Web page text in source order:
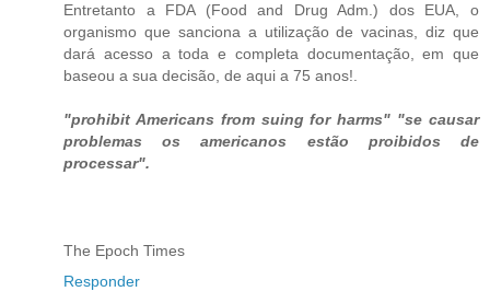
Entretanto a FDA (Food and Drug Adm.) dos EUA, o
organismo que sanciona a utilização de vacinas, diz que
dará acesso a toda e completa documentação, em que
baseou a sua decisão, de aqui a 75 anos!.
"prohibit Americans from suing for harms" "se causar
problemas os americanos estão proibidos de
processar".
The Epoch Times
Responder